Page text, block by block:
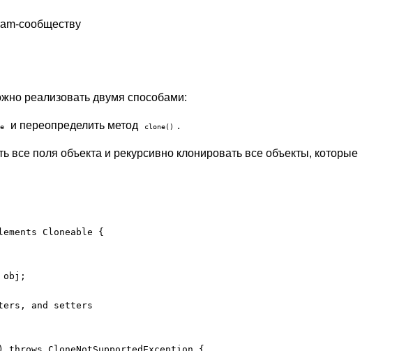
сообществу
реализовать двумя способами:
и переопределить метод clone() .
все поля объекта и рекурсивно клонировать все объекты, которые
Cloneable {
and setters